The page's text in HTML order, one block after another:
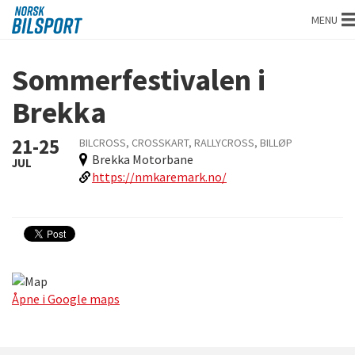
Norsk
bilsport MENU
Sommerfestivalen i
Brekka
21-25
JUL
BILCROSS, CROSSKART, RALLYCROSS, BILLØP
Brekka Motorbane
https://nmkaremark.no/
Åpne i Google maps